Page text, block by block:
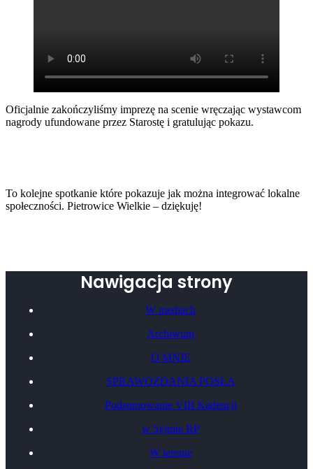
Oficjalnie zakończyliśmy imprezę na scenie wręczając wystawcom
nagrody ufundowane przez Starostę i gratulując pokazu.
To kolejne spotkanie które pokazuje jak można integrować lokalne
społeczności. Pietrowice Wielkie – dziękuję!
Nawigacja strony
W mediach
Archiwum
O MNIE
SPRAWOZDANIA POSŁA
Podsumowanie VIII Kadencji
w Sejmie RP
W terenie